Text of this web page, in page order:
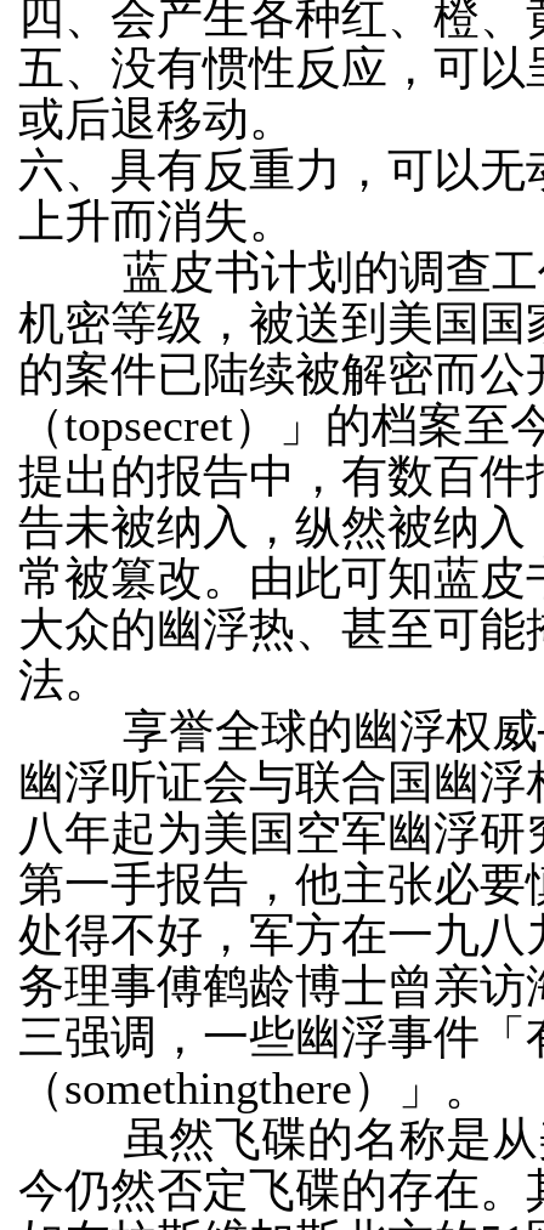
四、会产生各种红、橙
五、没有惯性反应，可
或后退移动。
六、具有反重力，可以
上升而消失。
蓝皮书计划的调查工
机密等级，被送到美国
的案件已陆续被解密而
（topsecret）」的档案
提出的报告中，有数百
告未被纳入，纵然被纳
常被篡改。由此可知蓝
大众的幽浮热、甚至可
法。
享誉全球的幽浮权威─
幽浮听证会与联合国幽
八年起为美国空军幽浮
第一手报告，他主张必
处得不好，军方在一九
务理事傅鹤龄博士曾亲
三强调，一些幽浮事件
（somethingthere）」。
虽然飞碟的名称是从
今仍然否定飞碟的存在